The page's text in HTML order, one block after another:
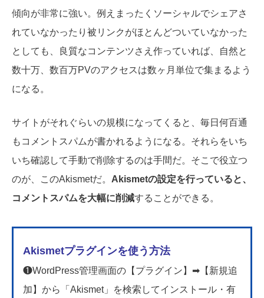
傾向が非常に強い。例えまったくソーシャルでシェアさ
れていなかったり被リンクがほとんどついていなかった
としても、良質なコンテンツさえ作っていれば、自然と
数十万、数百万PVのアクセスは数ヶ月単位で集まるよう
になる。
サイトがそれぐらいの規模になってくると、毎日何百通
もコメントスパムが書かれるようになる。それらをいち
いち確認して手動で削除するのは手間だ。そこで役立つ
のが、このAkismetだ。 Akismetの設定を行っていると、
コメントスパムを大幅に削減することができる。
Akismetプラグインを使う方法
❶WordPress管理画面の【プラグイン】➡【新規追
加】から「Akismet」を検索してインストール・有